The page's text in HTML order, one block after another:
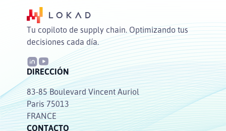
Tu copiloto de supply chain. Optimizando tus
decisiones cada día.
DIRECCIÓN
83-85 Boulevard Vincent Auriol
Paris 75013
FRANCE
CONTACTO